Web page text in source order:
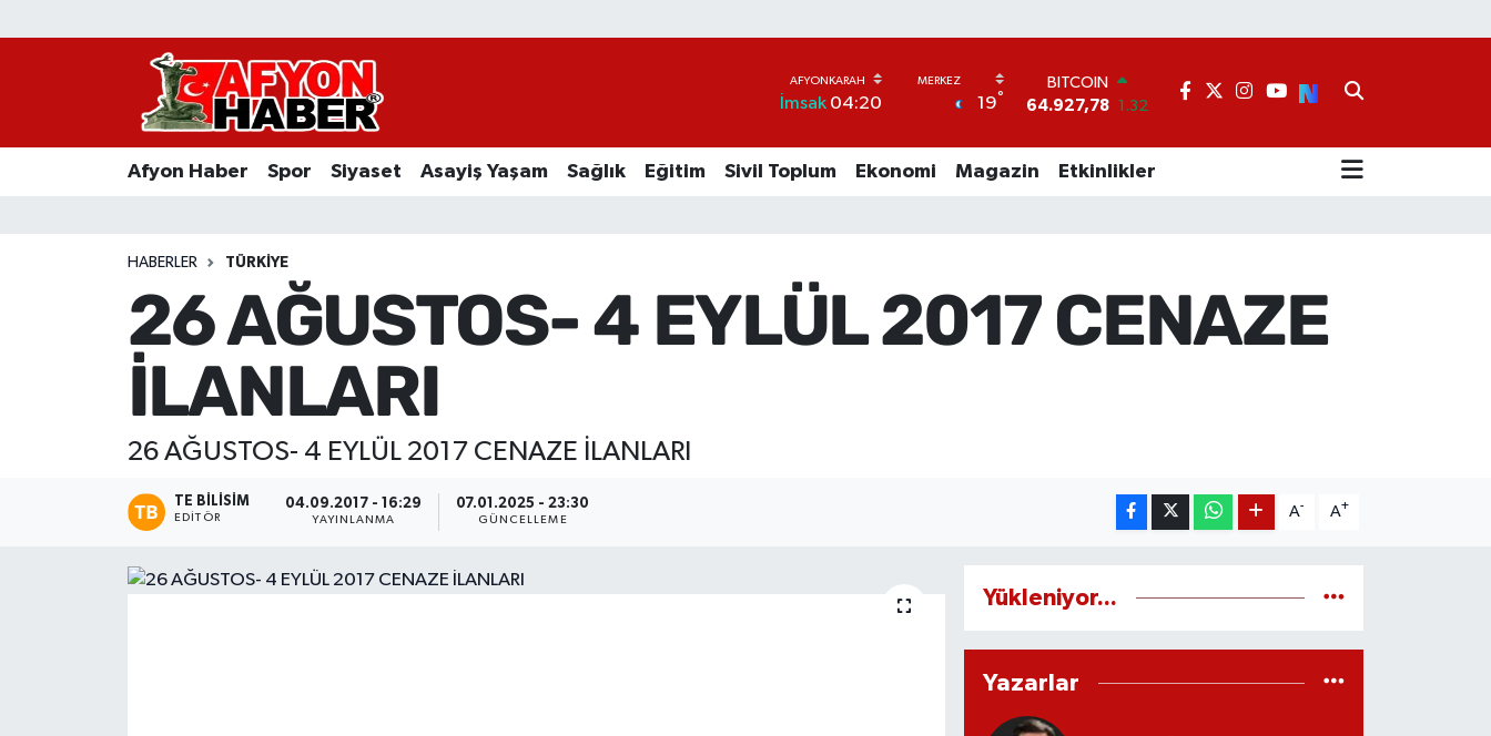
İmsak04:20 19°
64.927,78 1.32
DOLAR
EURO
55,0398 -0.02
BİST100
13.703
11
Afyon Haber Spor Siyaset Asayiş Yaşam Sağlık Eğitim Sivil Toplum Ekonomi Magazin Etkinlikler
HABERLER TÜRKIYE
26 AĞUSTOS- 4 EYLÜL 2017 CENAZE
İLANLARI
26 AĞUSTOS- 4 EYLÜL 2017 CENAZE İLANLARI
TE BILISIM
EDITÖR
04.09.2017 - 16:29
YAYINLANMA
07.01.2025 - 23:30
GÜNCELLEME
A- A+
Yükleniyor...
Yazarlar
Afyon Haber
Asayiş Yaşam
Magazin